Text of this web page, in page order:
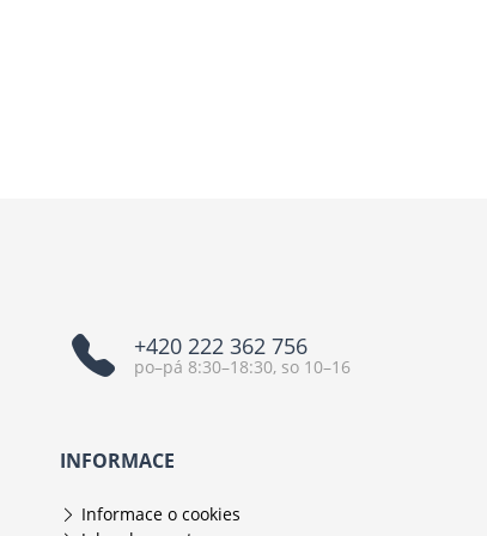
+420 222 362 756
po–pá 8:30–18:30, so 10–16
INFORMACE
Informace o cookies